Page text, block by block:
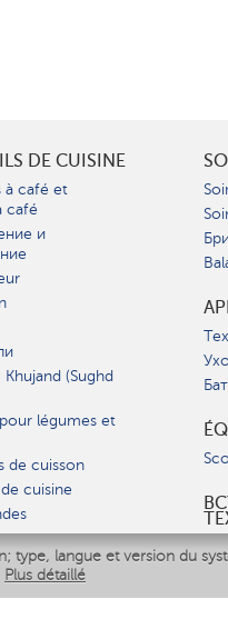
langue et version du
Plus détaillé
DE CUISINE
à café et
café
и
(Sughd
légumes et
de cuisson
cuisine